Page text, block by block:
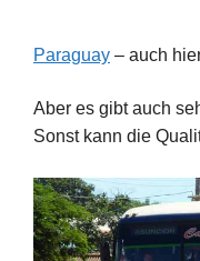
Paraguay – auch
Aber es gibt auch
Sonst kann die